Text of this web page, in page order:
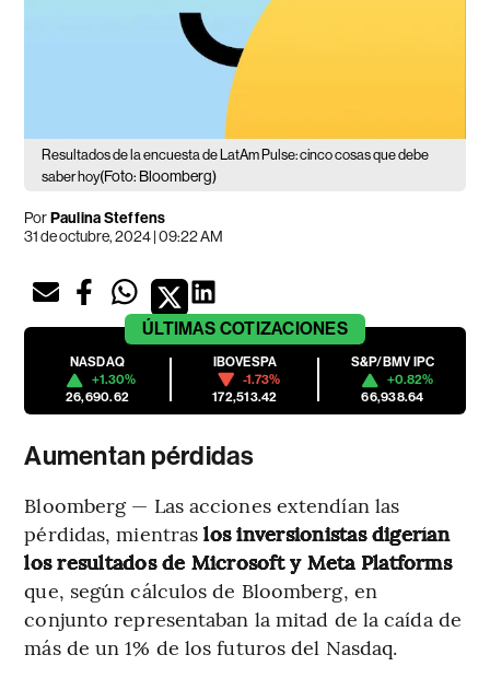
Resultados de la encuesta de LatAm Pulse: cinco cosas que debe
saber hoy(Foto: Bloomberg)
PorPaulina Steffens
31 de octubre, 2024 | 09:22 AM
ÚLTIMAS COTIZACIONES
NASDAQ
+1.30%
26,690.62
IBOVESPA
-1.73%
172,513.42
S&P/BMV IPC
+0.82%
66,938.64
Aumentan pérdidas
Bloomberg — Las acciones extendían las
pérdidas, mientras los inversionistas digerían
los resultados de Microsoft y Meta Platforms
que, según cálculos de Bloomberg, en
conjunto representaban la mitad de la caída de
más de un 1% de los futuros del Nasdaq.